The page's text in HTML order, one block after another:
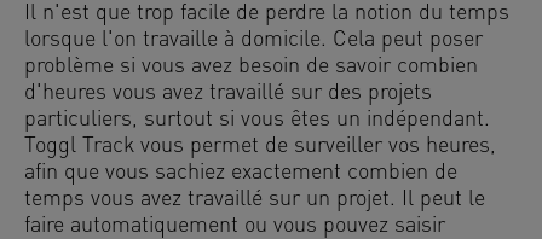
Il n'est que trop facile de perdre la notion du temps
lorsque l'on travaille à domicile. Cela peut poser
problème si vous avez besoin de savoir combien
d'heures vous avez travaillé sur des projets
particuliers, surtout si vous êtes un indépendant.
Toggl Track vous permet de surveiller vos heures,
afin que vous sachiez exactement combien de
temps vous avez travaillé sur un projet. Il peut le
faire automatiquement ou vous pouvez saisir